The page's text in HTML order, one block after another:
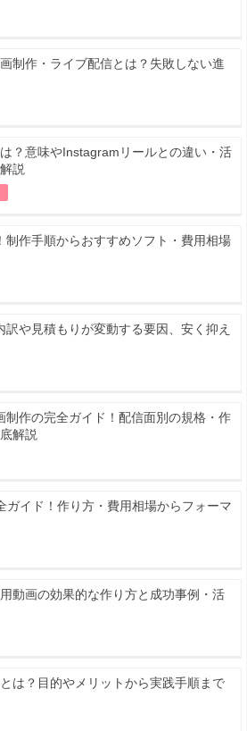
制作・ライブ配信とは？失敗しない進
？意味やInstagramリールとの違い・活
説
制作手順からおすすめソフト・費用相場
や見積もりが変動する要因、安く抑え
制作の完全ガイド！配信面別の規格・作
解説
ガイド！作り方・費用相場からフォーマ
動画の効果的な作り方と成功事例・活
は？目的やメリットから実践手順まで